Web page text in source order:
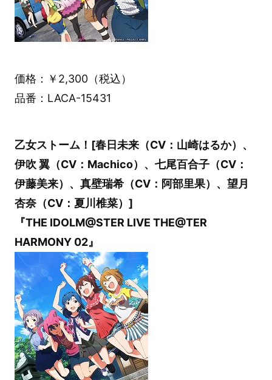
価格：￥2,300（税込）
品番：LACA-15431
乙女ストーム！[春日未来（CV：山崎はるか）、
伊吹 翼（CV：Machico）、七尾百合子（CV：
伊藤美来）、真壁瑞希（CV：阿部里果）、望月
杏奈（CV：夏川椎菜）]
『THE IDOLM@STER LIVE THE@TER
HARMONY 02』